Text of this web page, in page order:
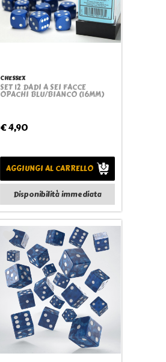
Quickview
CHESSEX
SET 12 DADI A SEI FACCE
OPACHI BLU/BIANCO (16MM)
€ 4,90
AGGIUNGI AL CARRELLO
Disponibilità immediata